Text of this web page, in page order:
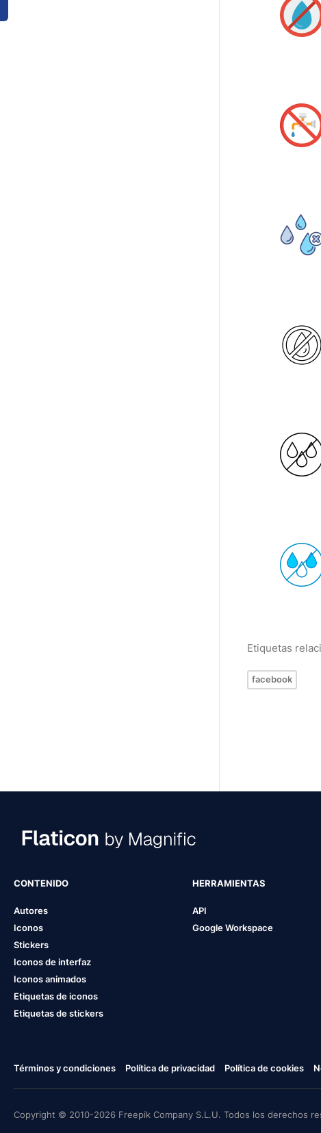
Etiquetas
facebook
CONTENIDO
Autores
Iconos
Stickers
Iconos de interfaz
Iconos animados
Etiquetas de iconos
Etiquetas de stickers
HERRAMIENTAS
API
Google Workspace
Términos y condiciones Política de privacidad Política de cookies
Copyright © 2010-2026 Freepik Company S.L.U. Todos los derechos